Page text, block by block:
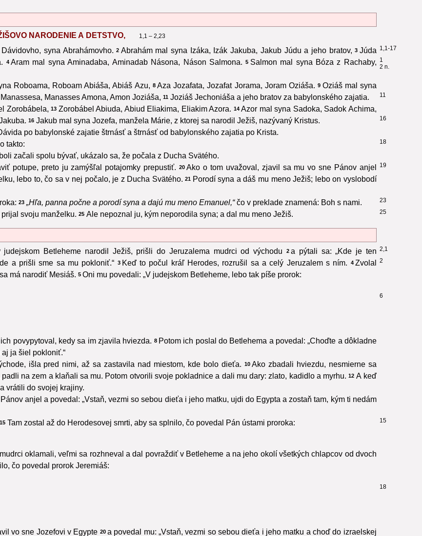
NARODENIE A DETSTVO, 1,1 – 2,23
1,1-17
1
syna Abrahámovho. 2
2 n.
Abrahám mal syna Izáka, Izák Jakuba, Jakub Júdu a jeho bratov, 3 Júda
4 Aram mal syna Aminadaba, Aminadab Násona, Náson Salmona. 5 Salmon mal syna Bóza z Rachaby,
Roboama, Roboam Abiáša, Abiáš Azu, 8 Aza Jozafata, Jozafat Jorama, Joram Oziáša. 9 Oziáš mal syna
Manasses Amona, Amon Joziáša, 11 11
Joziáš Jechoniáša a jeho bratov za babylonského zajatia.
Zorobábela, 13 Zorobábel Abiuda, Abiud Eliakima, Eliakim Azora. 14 Azor mal syna Sadoka, Sadok Achima,
16 16
Jakub mal syna Jozefa, manžela Márie, z ktorej sa narodil Ježiš, nazývaný Kristus.
po babylonské zajatie štrnásť a štrnásť od babylonského zajatia po Krista.
18
takto:
začali spolu bývať, ukázalo sa, že počala z Ducha Svätého.
19
potupe, preto ju zamýšľal potajomky prepustiť. 20 Ako o tom uvažoval, zjavil sa mu vo sne Pánov anjel
lebo to, čo sa v nej počalo, je z Ducha Svätého. 21 Porodí syna a dáš mu meno Ježiš; lebo on vyslobodí
23 23
„Hľa, panna počne a porodí syna a dajú mu meno Emanuel,“čo v preklade znamená: Boh s nami.
svoju manželku. 25 25
Ale nepoznal ju, kým neporodila syna; a dal mu meno Ježiš.
2,1
Betleheme narodil Ježiš, prišli do Jeruzalema mudrci od východu 2
2
a pýtali sa: „Kde je ten
a prišli sme sa mu pokloniť.“ 3 Keď to počul kráľ Herodes, rozrušil sa a celý Jeruzalem s ním. 4 Zvolal
má narodiť Mesiáš. 5 Oni mu povedali: „V judejskom Betleheme, lebo tak píše prorok:
6
povypytoval, kedy sa im zjavila hviezda. 8 Potom ich poslal do Betlehema a povedal: „Choďte a dôkladne
ja šiel pokloniť.“
išla pred nimi, až sa zastavila nad miestom, kde bolo dieťa. 10 Ako zbadali hviezdu, nesmierne sa
na zem a klaňali sa mu. Potom otvorili svoje pokladnice a dali mu dary: zlato, kadidlo a myrhu. 12 A keď
vrátili do svojej krajiny.
anjel a povedal: „Vstaň, vezmi so sebou dieťa i jeho matku, ujdi do Egypta a zostaň tam, kým ti nedám
15 15
Tam zostal až do Herodesovej smrti, aby sa splnilo, čo povedal Pán ústami proroka:
oklamali, veľmi sa rozhneval a dal povraždiť v Betleheme a na jeho okolí všetkých chlapcov od dvoch
čo povedal prorok Jeremiáš:
18
vo sne Jozefovi v Egypte 20 a povedal mu: „Vstaň, vezmi so sebou dieťa i jeho matku a choď do izraelskej